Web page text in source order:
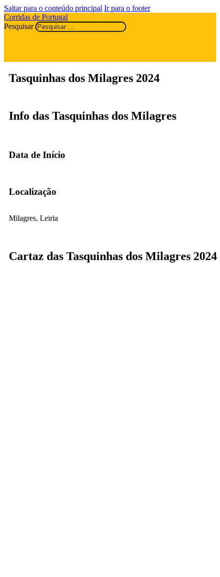
Saltar para o conteúdo principal Ir para o footer
Corridas de Portugal
Pesquisar
Tasquinhas dos Milagres 2024
Info das Tasquinhas dos Milagres
Data de Início
Localização
Milagres, Leiria
Cartaz das Tasquinhas dos Milagres 2024